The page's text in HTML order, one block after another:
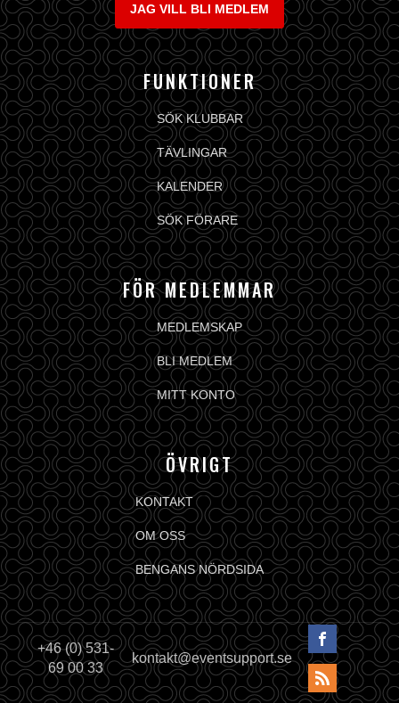
JAG VILL BLI MEDLEM
FUNKTIONER
SÖK KLUBBAR
TÄVLINGAR
KALENDER
SÖK FÖRARE
FÖR MEDLEMMAR
MEDLEMSKAP
BLI MEDLEM
MITT KONTO
ÖVRIGT
KONTAKT
OM OSS
BENGANS NÖRDSIDA
+46 (0) 531-
69 00 33
kontakt@eventsupport.se